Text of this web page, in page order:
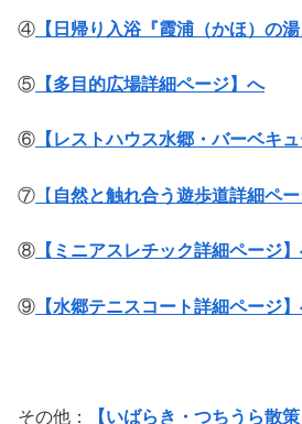
④ 【日帰り入浴『霞浦（かほ）の
⑤ 【多目的広場詳細ページ】へ
⑥ 【レストハウス水郷・バーベキ
⑦ 【 自然と触れ合う遊歩道詳細ペ
⑧ 【ミニアスレチック詳細ページ
⑨ 【水郷テニスコート詳細ページ
その他： 【いばらき・つちうら散